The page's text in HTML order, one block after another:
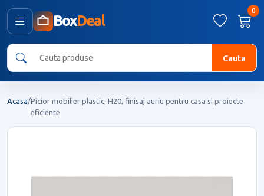
BoxDeal
0
Cauta
Acasa/Picior mobilier plastic, H20, finisaj auriu pentru casa si proiecte
eficiente